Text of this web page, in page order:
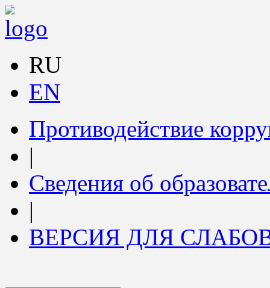
RU
EN
Противодействие
|
Сведения об
|
ВЕРСИЯ ДЛЯ